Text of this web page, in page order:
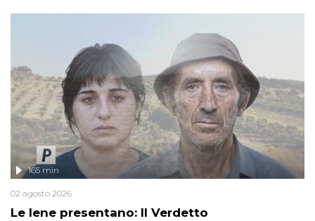
Le Iene presentano: Il Verdetto
165 min
02 agosto 2026